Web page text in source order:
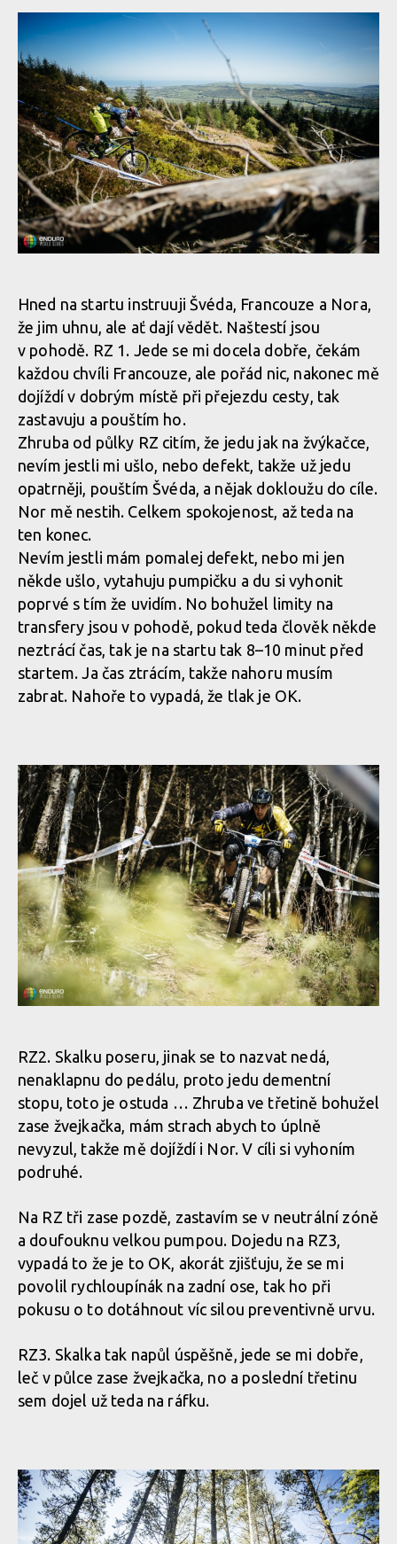
Hned na startu instruuji Švéda, Francouze a Nora,
že jim uhnu, ale ať dají vědět. Naštestí jsou
v pohodě. RZ 1. Jede se mi docela dobře, čekám
každou chvíli Francouze, ale pořád nic, nakonec mě
dojíždí v dobrým místě při přejezdu cesty, tak
zastavuju a pouštím ho.
Zhruba od půlky RZ citím, že jedu jak na žvýkačce,
nevím jestli mi ušlo, nebo defekt, takže už jedu
opatrněji, pouštím Švéda, a nějak dokloužu do cíle.
Nor mě nestih. Celkem spokojenost, až teda na
ten konec.
Nevím jestli mám pomalej defekt, nebo mi jen
někde ušlo, vytahuju pumpičku a du si vyhonit
poprvé s tím že uvidím. No bohužel limity na
transfery jsou v pohodě, pokud teda člověk někde
neztrácí čas, tak je na startu tak 8–10 minut před
startem. Ja čas ztrácím, takže nahoru musím
zabrat. Nahoře to vypadá, že tlak je OK.
RZ2. Skalku poseru, jinak se to nazvat nedá,
nenaklapnu do pedálu, proto jedu dementní
stopu, toto je ostuda … Zhruba ve třetině bohužel
zase žvejkačka, mám strach abych to úplně
nevyzul, takže mě dojíždí i Nor. V cíli si vyhoním
podruhé.
Na RZ tři zase pozdě, zastavím se v neutrální zóně
a doufouknu velkou pumpou. Dojedu na RZ3,
vypadá to že je to OK, akorát zjišťuju, že se mi
povolil rychloupínák na zadní ose, tak ho při
pokusu o to dotáhnout víc silou preventivně urvu.
RZ3. Skalka tak napůl úspěšně, jede se mi dobře,
leč v půlce zase žvejkačka, no a poslední třetinu
sem dojel už teda na ráfku.